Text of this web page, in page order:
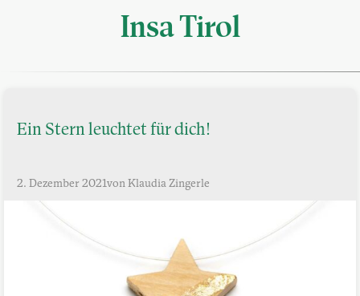
Insa Tirol
Ein Stern leuchtet für dich!
2. Dezember 2021von Klaudia Zingerle